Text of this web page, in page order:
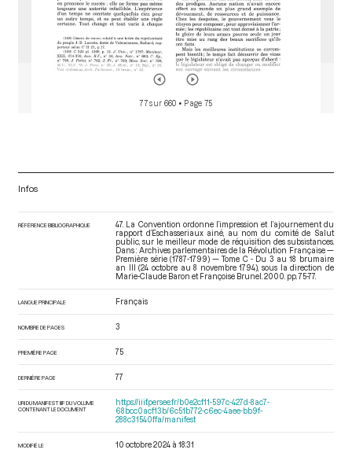
77 sur 660 • Page 75
Infos
RÉFÉRENCE BIBLIOGRAPHIQUE
47. La Convention ordonne l’impression et l’ajournement du
rapport d’Eschasseriaux ainé, au nom du comité de Salut
public, sur le meilleur mode de réquisition des subsistances.
Dans : Archives parlementaires de la Révolution Française —
Première série (1787-1799) — Tome C - Du 3 au 18 brumaire
an III (24 octobre au 8 novembre 1794) , sous la direction de
Marie-Claude Baron et Françoise Brunel. 2000. pp. 75-77.
LANGUE PRINCIPALE Français
NOMBRE DE PAGES 3
PREMIÈRE PAGE 75
DERNIÈRE PAGE 77
URI DU MANIFEST IIIF DU VOLUME
CONTENANT LE DOCUMENT
https://iiif.persee.fr/b0e2cf11-597c-427d-8ac7-
68bcc0acf13b/6c51b772-c6ec-4aee-bb9f-
288c31540ffa/manifest
MODIFIÉ LE 10 octobre 2024 à 18:31